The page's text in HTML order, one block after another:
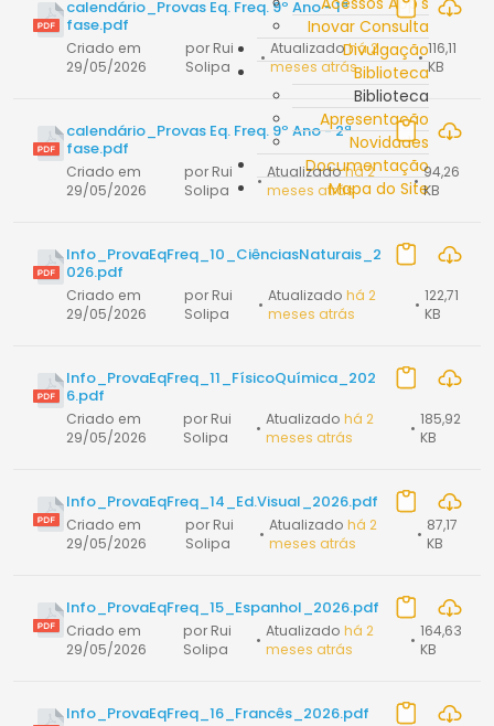
Inovar Consulta
Divulgação
Biblioteca
Biblioteca
Apresentação
Novidades
Documentação
Mapa do Site
calendário_Provas Eq. Freq. 9º Ano - 1ª
fase.pdf
Criado em
29/05/2026
por Rui
Solipa
• Atualizadohá 2
meses atrás
• 116,11
KB
calendário_Provas Eq. Freq. 9º Ano - 2ª
fase.pdf
Criado em
29/05/2026
por Rui
Solipa
• Atualizadohá 2
meses atrás
• 94,26
KB
Info_ProvaEqFreq_10_CiênciasNaturais_2
026.pdf
Criado em
29/05/2026
por Rui
Solipa
• Atualizadohá 2
meses atrás
• 122,71
KB
Info_ProvaEqFreq_11_FísicoQuímica_202
6.pdf
Criado em
29/05/2026
por Rui
Solipa
• Atualizado há 2
meses atrás
• 185,92
KB
Info_ProvaEqFreq_14_Ed.Visual_2026.pdf
Criado em
29/05/2026
por Rui
Solipa
• Atualizadohá 2
meses atrás
• 87,17
KB
Info_ProvaEqFreq_15_Espanhol_2026.pdf
Criado em
29/05/2026
por Rui
Solipa
• Atualizado há 2
meses atrás
• 164,63
KB
Info_ProvaEqFreq_16_Francês_2026.pdf